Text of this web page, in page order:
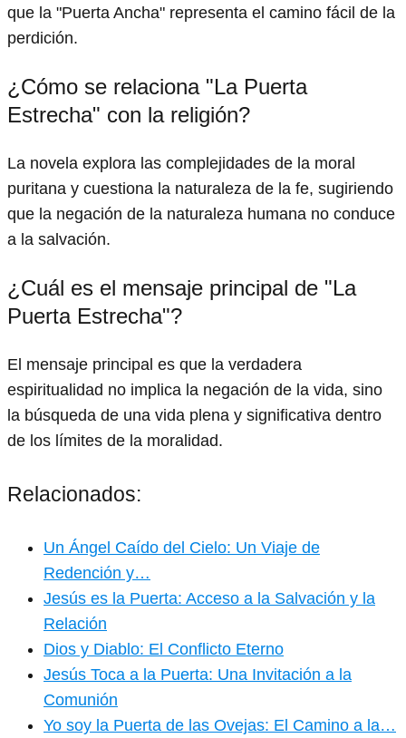
que la "Puerta Ancha" representa el camino fácil de la
perdición.
¿Cómo se relaciona "La Puerta
Estrecha" con la religión?
La novela explora las complejidades de la moral
puritana y cuestiona la naturaleza de la fe, sugiriendo
que la negación de la naturaleza humana no conduce
a la salvación.
¿Cuál es el mensaje principal de "La
Puerta Estrecha"?
El mensaje principal es que la verdadera
espiritualidad no implica la negación de la vida, sino
la búsqueda de una vida plena y significativa dentro
de los límites de la moralidad.
Relacionados:
Un Ángel Caído del Cielo: Un Viaje de
Redención y…
Jesús es la Puerta: Acceso a la Salvación y la
Relación
Dios y Diablo: El Conflicto Eterno
Jesús Toca a la Puerta: Una Invitación a la
Comunión
Yo soy la Puerta de las Ovejas: El Camino a la…